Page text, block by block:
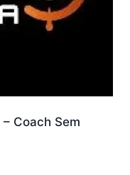
Coach Sem